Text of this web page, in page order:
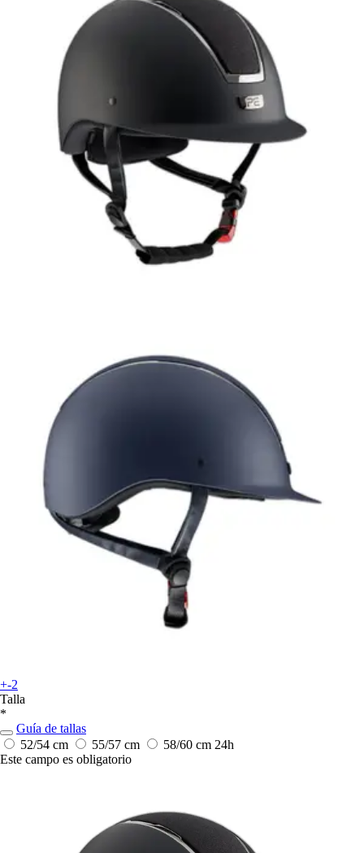
+-2
Talla
*
Guía de tallas
52/54 cm
55/57 cm 58/60 cm 24h
Este campo es obligatorio